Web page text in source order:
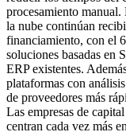
procesamiento manual.
la nube continúan
financiamiento, con el
soluciones basadas en
ERP existentes.
plataformas con
de proveedores más
Las empresas de
centran cada vez más